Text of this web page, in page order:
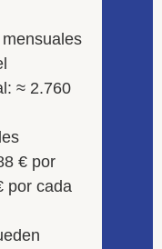
≈ 2.760
€ por
por cada